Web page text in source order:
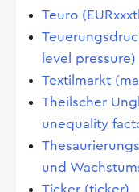
Teuro
level pressure)
Textilmarkt
Theilscher
unequality
und
Ticker (ticker)